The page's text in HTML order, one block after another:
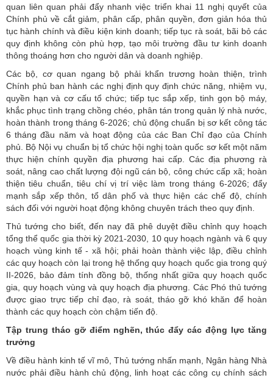
quan liên quan phải đẩy nhanh việc triển khai 11 nghị quyết của
Chính phủ về cắt giảm, phân cấp, phân quyền, đơn giản hóa thủ
tục hành chính và điều kiện kinh doanh; tiếp tục rà soát, bãi bỏ các
quy định không còn phù hợp, tạo môi trường đầu tư kinh doanh
thông thoáng hơn cho người dân và doanh nghiệp.
Các bộ, cơ quan ngang bộ phải khẩn trương hoàn thiện, trình
Chính phủ ban hành các nghị định quy định chức năng, nhiệm vụ,
quyền hạn và cơ cấu tổ chức; tiếp tục sắp xếp, tinh gọn bộ máy,
khắc phục tình trạng chồng chéo, phân tán trong quản lý nhà nước,
hoàn thành trong tháng 6-2026; chủ động chuẩn bị sơ kết công tác
6 tháng đầu năm và hoạt động của các Ban Chỉ đạo của Chính
phủ. Bộ Nội vụ chuẩn bị tổ chức hội nghị toàn quốc sơ kết một năm
thực hiện chính quyền địa phương hai cấp. Các địa phương rà
soát, nâng cao chất lượng đội ngũ cán bộ, công chức cấp xã; hoàn
thiện tiêu chuẩn, tiêu chí vị trí việc làm trong tháng 6-2026; đẩy
mạnh sắp xếp thôn, tổ dân phố và thực hiện các chế độ, chính
sách đối với người hoạt động không chuyên trách theo quy định.
Thủ tướng cho biết, đến nay đã phê duyệt điều chỉnh quy hoạch
tổng thể quốc gia thời kỳ 2021-2030, 10 quy hoạch ngành và 6 quy
hoạch vùng kinh tế - xã hội; phải hoàn thành việc lập, điều chỉnh
các quy hoạch còn lại trong hệ thống quy hoạch quốc gia trong quý
II-2026, bảo đảm tính đồng bộ, thống nhất giữa quy hoạch quốc
gia, quy hoạch vùng và quy hoạch địa phương. Các Phó thủ tướng
được giao trực tiếp chỉ đạo, rà soát, tháo gỡ khó khăn để hoàn
thành các quy hoạch còn chậm tiến độ.
Tập trung tháo gỡ điểm nghẽn, thúc đẩy các động lực tăng
trưởng
Về điều hành kinh tế vĩ mô, Thủ tướng nhấn mạnh, Ngân hàng Nhà
nước phải điều hành chủ động, linh hoạt các công cụ chính sách